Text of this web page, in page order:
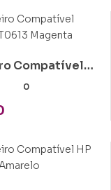
Compatível
Magenta
0